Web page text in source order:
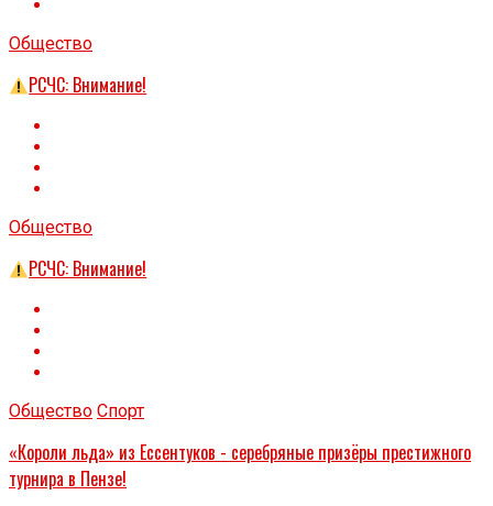
Общество
РСЧС: Внимание!
Общество
РСЧС: Внимание!
Общество Спорт
«Короли льда» из Ессентуков - серебряные призёры престижного
турнира в Пензе!